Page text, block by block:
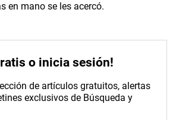
en mano se les acercó.
o inicia sesión!
de artículos gratuitos, alertas
exclusivos de Búsqueda y